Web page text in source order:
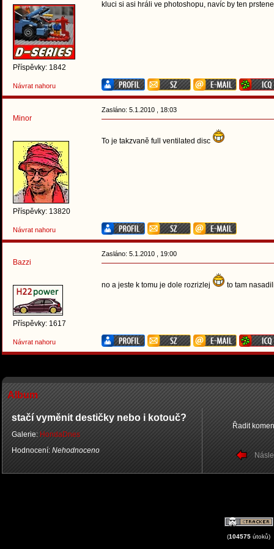
Příspěvky: 1842
kluci si asi hráli ve photoshopu, navíc by ten
Návrat nahoru
Minor
Příspěvky: 13820
Zasláno: 5.1.2010 , 18:03
To je takzvaně full ventilated disc
Návrat nahoru
Bazzi
Příspěvky: 1617
Zasláno: 5.1.2010 , 19:00
no a jeste k tomu je dole rozrizlej to tam
Návrat nahoru
Album
stačí vyměnit destičky nebo i kotouč?
Galerie: HondaDnes
Hodnocení: Nehodnoceno
Řadit
(104575 útoků)